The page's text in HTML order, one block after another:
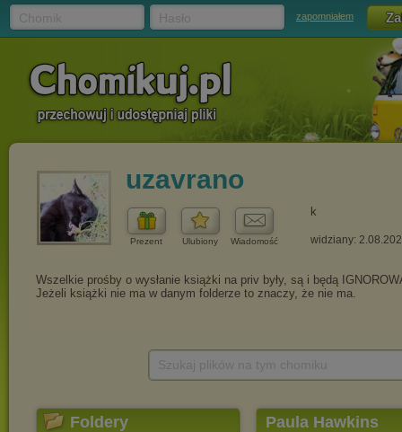
zapomniałem
uzavrano
Prezent Ulubiony Wiadomość
k
widziany:
Foldery Paula Hawkins